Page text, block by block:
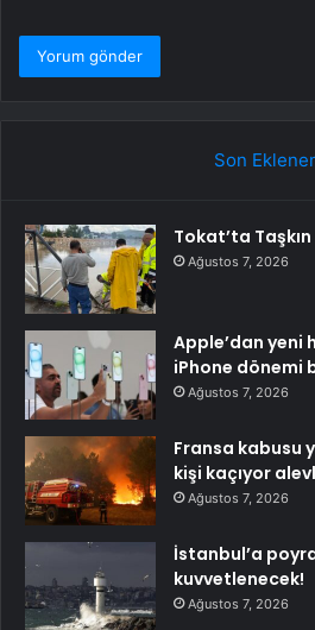
Son
Tokat’ta
Ağustos 7, 2026
Apple’dan yeni
iPhone dönemi
Ağustos 7, 2026
Fransa kabusu
kişi kaçıyor
Ağustos 7, 2026
İstanbul’a
kuvvetlenecek!
Ağustos 7, 2026